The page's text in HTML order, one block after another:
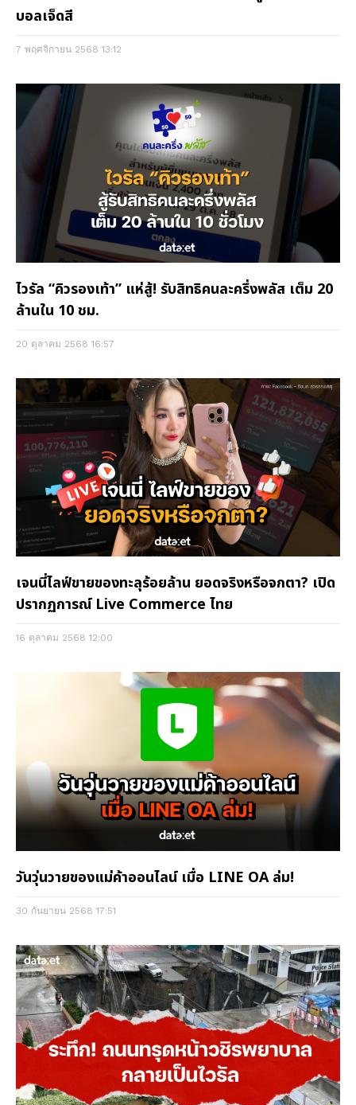
บอลเจ็ดสี
7 พฤศจิกายน 2568 13:12
ไวรัล “คิวรองเท้า” แห่สู้! รับสิทธิคนละครึ่งพลัส เต็ม 20
ล้านใน 10 ชม.
20 ตุลาคม 2568 16:57
เจนนี่ไลฟ์ขายของทะลุร้อยล้าน ยอดจริงหรือจกตา? เปิด
ปรากฏการณ์ Live Commerce ไทย
16 ตุลาคม 2568 12:00
วันวุ่นวายของแม่ค้าออนไลน์ เมื่อ LINE OA ล่ม!
30 กันยายน 2568 17:51